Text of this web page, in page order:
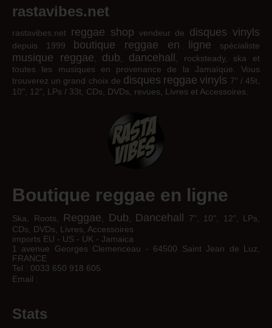
rastavibes.net
rastavibes.net reggae shop vendeur de disques vinyls
depuis 1999 boutique reggae en ligne spécialiste
musique reggae dub dancehall
, rocksteady, ska et
toutes les musiques en provenance de la Jamaïque. Vous
trouverez un grand choix de disques reggae vinyls 7" / 45t,
10", 12", LPs / 33t, CDs, DVDs, revues, Livres et Accessoires.
Boutique reggae en ligne
Ska, Roots, Reggae Dub Dancehall
7", 10", 12", LPs,
CDs, DVDs, Livres, Accessoires
imports EU - US - UK - Jamaica
1 avenue Georges Clemenceau - 64500 Saint Jean de Luz,
FRANCE
Tel : 0033 650 918 605
Email :
Stats